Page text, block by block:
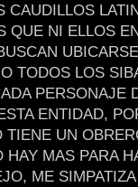
CAUDILLOS
QUE NI ELLOS
TODOS LOS
PERSONAJE
ENTIDAD,
UN
HAY MAS PARA
ME